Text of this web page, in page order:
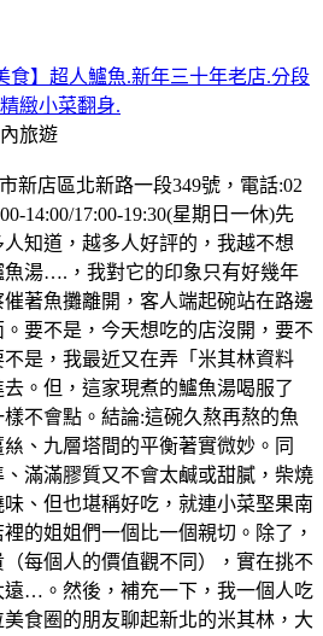
食】超人鱸魚.新年三十年老店.分段
緻小菜翻身.
旅遊
新店區北新路一段349號，電話:02
14:00/17:00-19:30(星期日一休)先
知道，越多人好評的，我越不想
湯….，我對它的印象只有好幾年
著魚攤離開，客人端起碗站在路邊
要不是，今天想吃的店沒開，要不
是，我最近又在弄「米其林資料
。但，這家現煮的鱸魚湯喝服了
不會點。結論:這碗久熬再熬的魚
、九層塔間的平衡著實微妙。同
滿滿膠質又不會太鹹或甜膩，柴燒
、但也堪稱好吃，就連小菜埾果南
的姐姐們一個比一個親切。除了，
每個人的價值觀不同），實在挑不
遠…。然後，補充一下，我一個人吃
食圈的朋友聊起新北的米其林，大